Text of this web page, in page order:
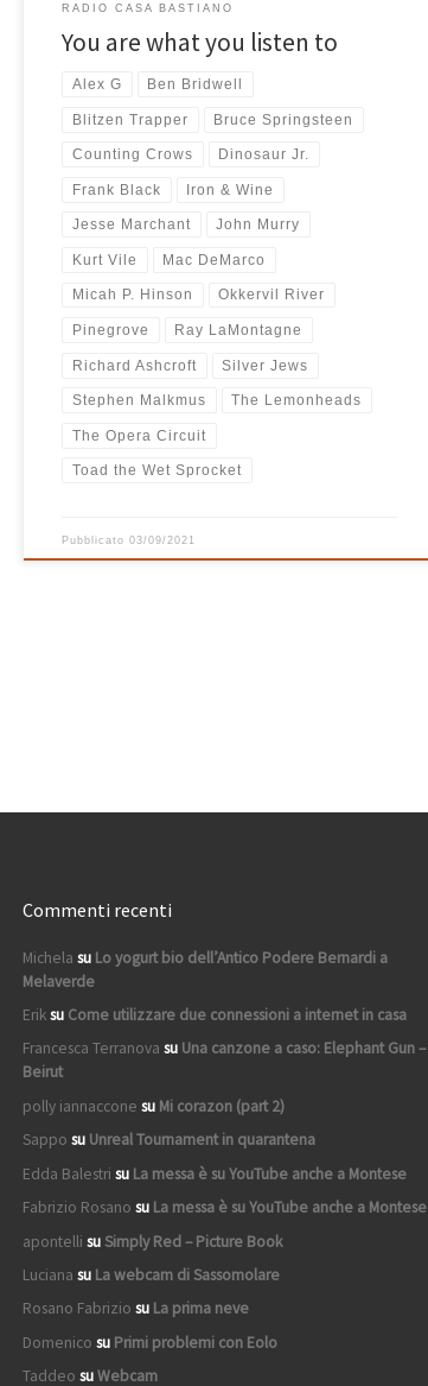
RADIO CASA BASTIANO
You are what you listen to
Alex G Ben Bridwell
Blitzen Trapper Bruce Springsteen
Counting Crows Dinosaur Jr.
Frank Black Iron & Wine
Jesse Marchant John Murry
Kurt Vile Mac DeMarco
Micah P. Hinson Okkervil River
Pinegrove Ray LaMontagne
Richard Ashcroft Silver Jews
Stephen Malkmus The Lemonheads
The Opera Circuit
Toad the Wet Sprocket
Pubblicato03/09/2021
Commenti recenti
Michela su Lo yogurt bio dell’Antico Podere Bernardi a
Melaverde
Eriksu Come utilizzare due connessioni a internet in casa
Francesca Terranova su Una canzone a caso: Elephant Gun –
Beirut
polly iannaccone su Mi corazon (part 2)
Sappo su Unreal Tournament in quarantena
Edda Balestri su La messa è su YouTube anche a Montese
Fabrizio Rosano su La messa è su YouTube anche a Montese
apontelli suSimply Red – Picture Book
Luciana su La webcam di Sassomolare
Rosano Fabrizio su La prima neve
Domenico su Primi problemi con Eolo
Taddeo suWebcam